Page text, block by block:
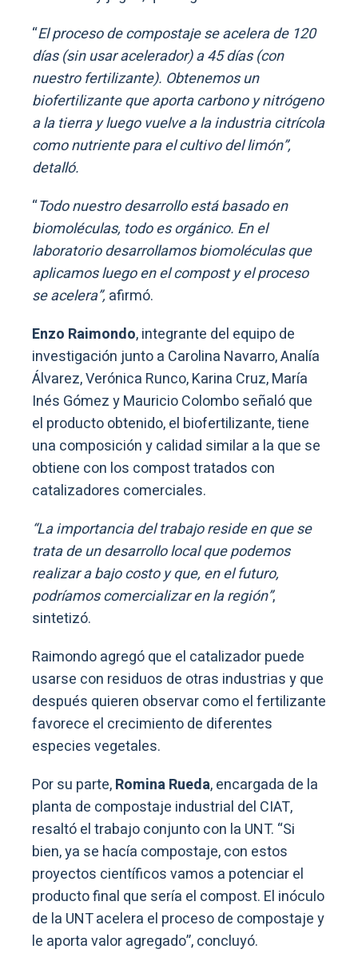
“El proceso de compostaje se acelera de 120
días (sin usar acelerador) a 45 días (con
nuestro fertilizante). Obtenemos un
biofertilizante que aporta carbono y nitrógeno
a la tierra y luego vuelve a la industria citrícola
como nutriente para el cultivo del limón”,
detalló.
“Todo nuestro desarrollo está basado en
biomoléculas, todo es orgánico. En el
laboratorio desarrollamos biomoléculas que
aplicamos luego en el compost y el proceso
se acelera”, afirmó.
Enzo Raimondo, integrante del equipo de
investigación junto a Carolina Navarro, Analía
Álvarez, Verónica Runco, Karina Cruz, María
Inés Gómez y Mauricio Colombo señaló que
el producto obtenido, el biofertilizante, tiene
una composición y calidad similar a la que se
obtiene con los compost tratados con
catalizadores comerciales.
“La importancia del trabajo reside en que se
trata de un desarrollo local que podemos
realizar a bajo costo y que, en el futuro,
podríamos comercializar en la región”,
sintetizó.
Raimondo agregó que el catalizador puede
usarse con residuos de otras industrias y que
después quieren observar como el fertilizante
favorece el crecimiento de diferentes
especies vegetales.
Por su parte,Romina Rueda, encargada de la
planta de compostaje industrial del CIAT,
resaltó el trabajo conjunto con la UNT. “Si
bien, ya se hacía compostaje, con estos
proyectos científicos vamos a potenciar el
producto final que sería el compost. El inóculo
de la UNT acelera el proceso de compostaje y
le aporta valor agregado”, concluyó.